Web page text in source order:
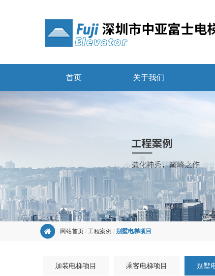
首页 关于我们
网站首页 / 工程案例 / 别墅电梯项目
加装电梯项目 乘客电梯项目 别墅